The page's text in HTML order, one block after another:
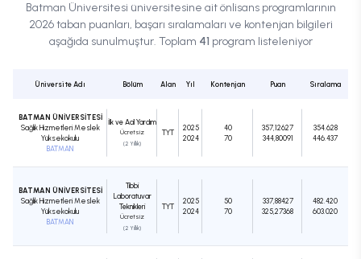
Batman Üniversitesi üniversitesine aitönlisansprogramlarının
2026 taban puanları, başarı sıralamaları ve kontenjan bilgileri
aşağıda sunulmuştur. Toplam 41 program listeleniyor
Üniversite Adı Bölüm Alan Yıl Kontenjan Puan Sıralama
BATMAN ÜNİVERSİTESİ
Sağlık Hizmetleri Meslek
Yüksekokulu
BATMAN
İlk ve Acil Yardım
Ücretsiz
(2 Yıllık)
TYT
2025
2024
40
70
357,12627
344,80091
354.628
446.437
BATMAN ÜNİVERSİTESİ
Sağlık Hizmetleri Meslek
Yüksekokulu
BATMAN
Tıbbi
Laboratuvar
Teknikleri
Ücretsiz
(2 Yıllık)
TYT
2025
2024
50
70
337,88427
325,27368
482.420
603.020